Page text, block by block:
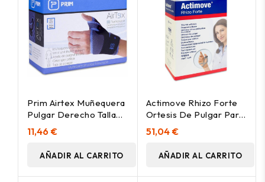
Prim Airtex Muñequera
Pulgar Derecho Talla
Única, 1 Ud
11,46 €
AÑADIR AL CARRITO
Actimove Rhizo Forte
Ortesis De Pulgar Para
Mano Derecha Talla S, 1
Ud
51,04 €
AÑADIR AL CARRITO